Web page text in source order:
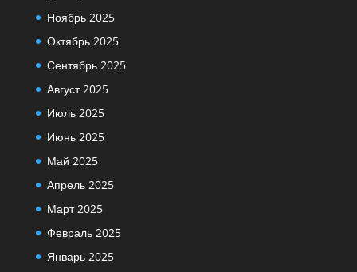
Ноябрь 2025
Октябрь 2025
Сентябрь 2025
Август 2025
Июль 2025
Июнь 2025
Май 2025
Апрель 2025
Март 2025
Февраль 2025
Январь 2025